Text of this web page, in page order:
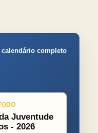
calendário completo
Juventude
- 2026